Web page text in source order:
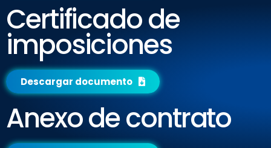
Certificado de
imposiciones
Descargar documento
Anexo de contrato